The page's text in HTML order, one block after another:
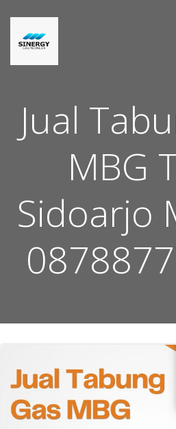
Jual
MBG
Sidoarjo